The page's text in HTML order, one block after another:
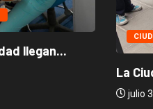
llegan...
La
julio